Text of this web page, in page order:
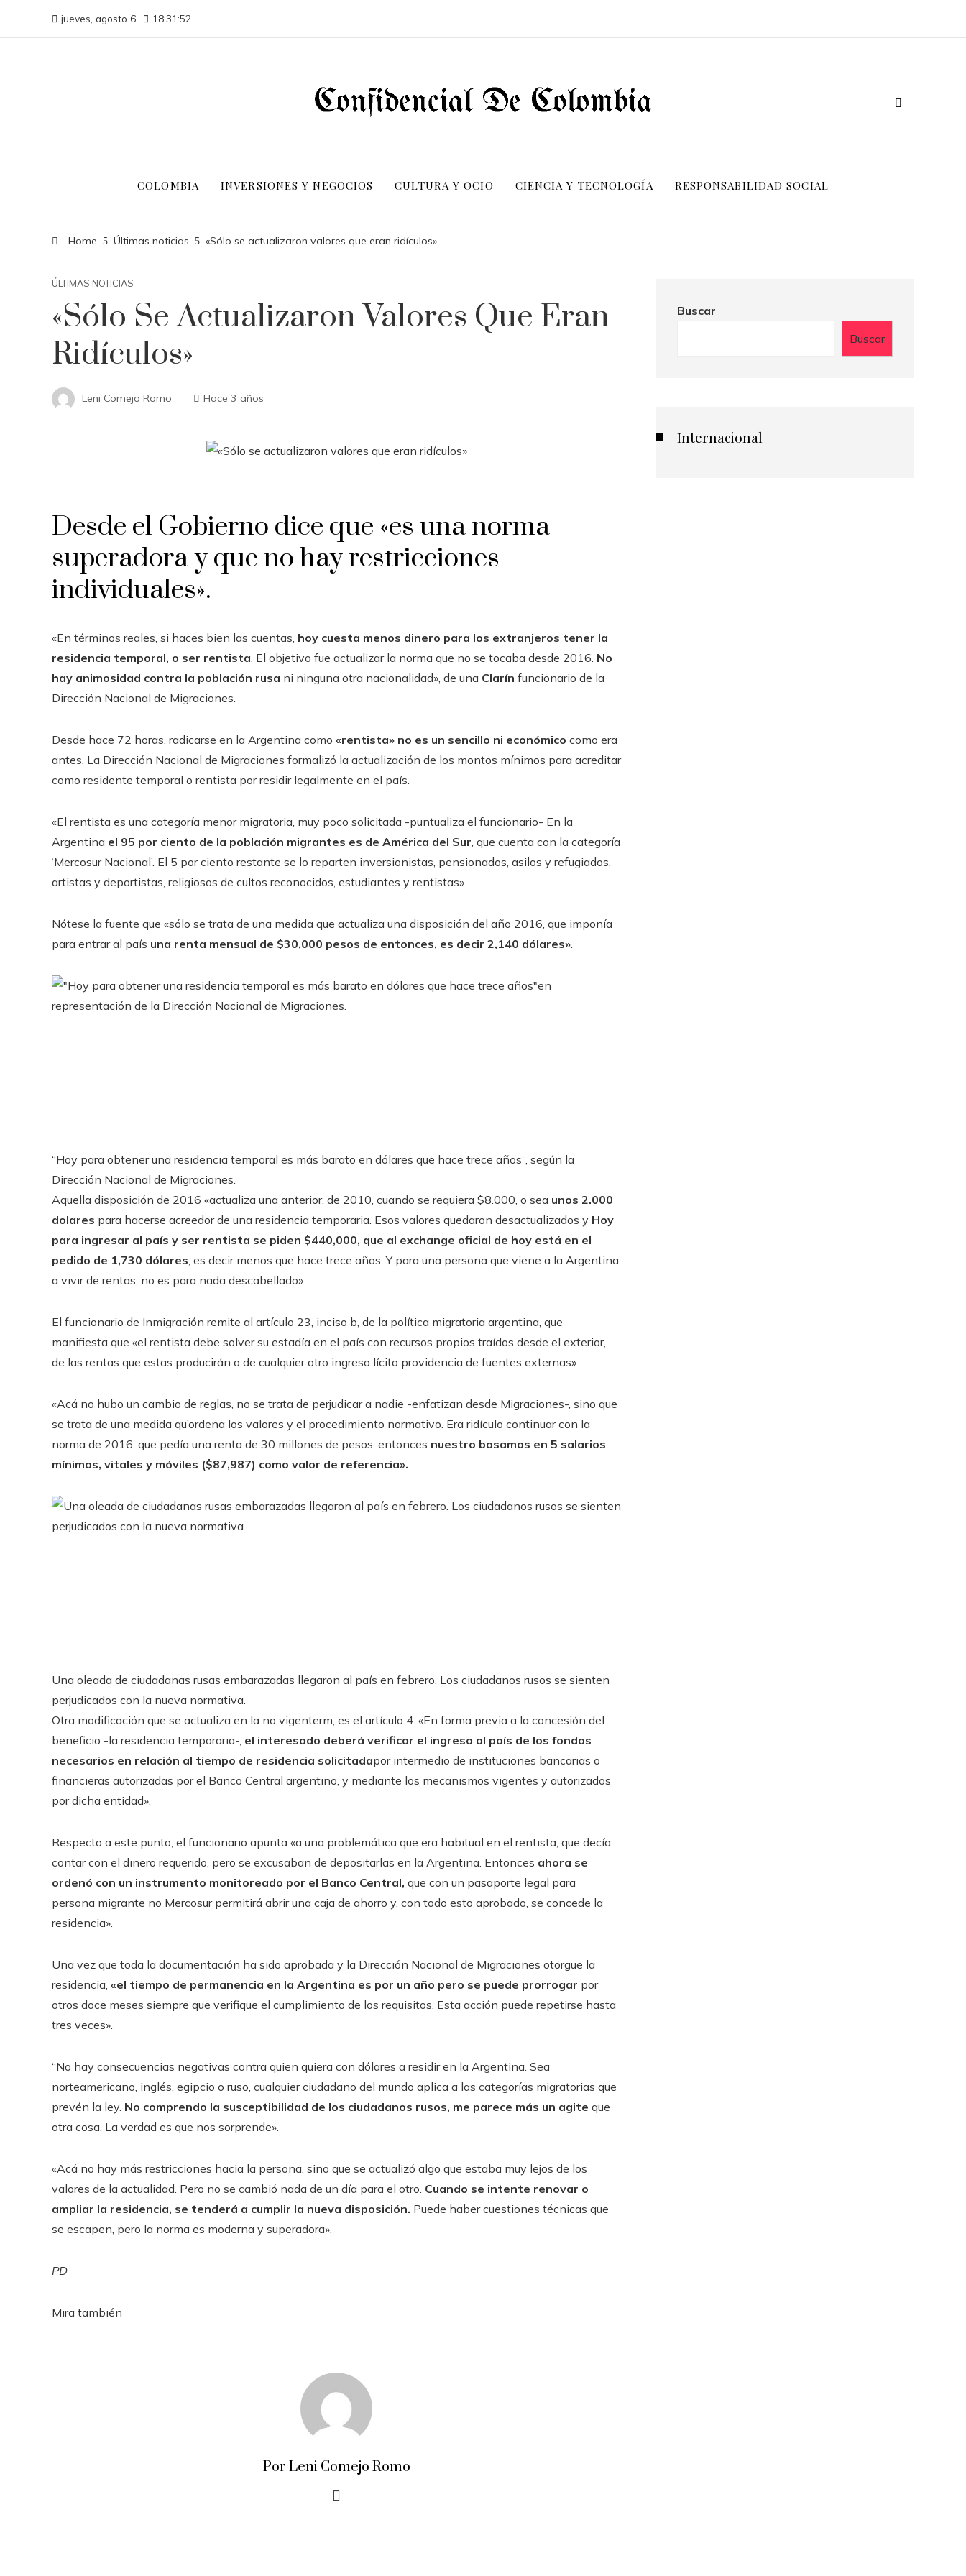
jueves, agosto 6 18:31:53
COLOMBIA INVERSIONES Y NEGOCIOS CULTURA Y OCIO CIENCIA Y TECNOLOGÍA RESPONSABILIDAD SOCIAL
Home Últimas noticias «Sólo se actualizaron valores que eran ridículos»
ÚLTIMAS NOTICIAS
«Sólo Se Actualizaron Valores Que Eran
Ridículos»
Leni Comejo Romo Hace 3 años
Desde el Gobierno dice que «es una norma
superadora y que no hay restricciones
individuales».
«En términos reales, si haces bien las cuentas, hoy cuesta menos dinero para los extranjeros tener la
residencia temporal, o ser rentista. El objetivo fue actualizar la norma que no se tocaba desde 2016. No
hay animosidad contra la población rusa ni ninguna otra nacionalidad», de una Clarín funcionario de la
Dirección Nacional de Migraciones.
Desde hace 72 horas, radicarse en la Argentina como «rentista» no es un sencillo ni económico como era
antes. La Dirección Nacional de Migraciones formalizó la actualización de los montos mínimos para acreditar
como residente temporal o rentista por residir legalmente en el país.
«El rentista es una categoría menor migratoria, muy poco solicitada -puntualiza el funcionario- En la
Argentina el 95 por ciento de la población migrantes es de América del Sur, que cuenta con la categoría
‘Mercosur Nacional’. El 5 por ciento restante se lo reparten inversionistas, pensionados, asilos y refugiados,
artistas y deportistas, religiosos de cultos reconocidos, estudiantes y rentistas».
Nótese la fuente que «sólo se trata de una medida que actualiza una disposición del año 2016, que imponía
para entrar al país una renta mensual de $30,000 pesos de entonces, es decir 2,140 dólares».
“Hoy para obtener una residencia temporal es más barato en dólares que hace trece años”, según la
Dirección Nacional de Migraciones.
Aquella disposición de 2016 «actualiza una anterior, de 2010, cuando se requiera $8.000, o sea unos 2.000
dolares para hacerse acreedor de una residencia temporaria. Esos valores quedaron desactualizados y Hoy
para ingresar al país y ser rentista se piden $440,000, que al exchange oficial de hoy está en el
pedido de 1,730 dólares, es decir menos que hace trece años. Y para una persona que viene a la Argentina
a vivir de rentas, no es para nada descabellado».
El funcionario de Inmigración remite al artículo 23, inciso b, de la política migratoria argentina, que
manifiesta que «el rentista debe solver su estadía en el país con recursos propios traídos desde el exterior,
de las rentas que estas producirán o de cualquier otro ingreso lícito providencia de fuentes externas».
«Acá no hubo un cambio de reglas, no se trata de perjudicar a nadie -enfatizan desde Migraciones-, sino que
se trata de una medida qu’ordena los valores y el procedimiento normativo. Era ridículo continuar con la
norma de 2016, que pedía una renta de 30 millones de pesos, entonces nuestro basamos en 5 salarios
mínimos, vitales y móviles ($87,987) como valor de referencia».
Una oleada de ciudadanas rusas embarazadas llegaron al país en febrero. Los ciudadanos rusos se sienten
perjudicados con la nueva normativa.
​Otra modificación que se actualiza en la no vigenterm, es el artículo 4: «En forma previa a la concesión del
beneficio -la residencia temporaria-, el interesado deberá verificar el ingreso al país de los fondos
necesarios en relación al tiempo de residencia solicitadapor intermedio de instituciones bancarias o
financieras autorizadas por el Banco Central argentino, y mediante los mecanismos vigentes y autorizados
por dicha entidad».
Respecto a este punto, el funcionario apunta «a una problemática que era habitual en el rentista, que decía
contar con el dinero requerido, pero se excusaban de depositarlas en la Argentina. Entonces ahora se
ordenó con un instrumento monitoreado por el Banco Central, que con un pasaporte legal para
persona migrante no Mercosur permitirá abrir una caja de ahorro y, con todo esto aprobado, se concede la
residencia».
Una vez que toda la documentación ha sido aprobada y la Dirección Nacional de Migraciones otorgue la
residencia, «el tiempo de permanencia en la Argentina es por un año pero se puede prorrogar por
otros doce meses siempre que verifique el cumplimiento de los requisitos. Esta acción puede repetirse hasta
tres veces».
“No hay consecuencias negativas contra quien quiera con dólares a residir en la Argentina. Sea
norteamericano, inglés, egipcio o ruso, cualquier ciudadano del mundo aplica a las categorías migratorias que
prevén la ley. No comprendo la susceptibilidad de los ciudadanos rusos, me parece más un agite que
otra cosa. La verdad es que nos sorprende».
«Acá no hay más restricciones hacia la persona, sino que se actualizó algo que estaba muy lejos de los
valores de la actualidad. Pero no se cambió nada de un día para el otro. Cuando se intente renovar o
ampliar la residencia, se tenderá a cumplir la nueva disposición. ​Puede haber cuestiones técnicas que
se escapen, pero la norma es moderna y superadora».
PD
Mira también
Por Leni Comejo Romo
Buscar
Buscar
Internacional